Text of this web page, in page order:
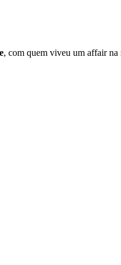
, com quem viveu um affair na